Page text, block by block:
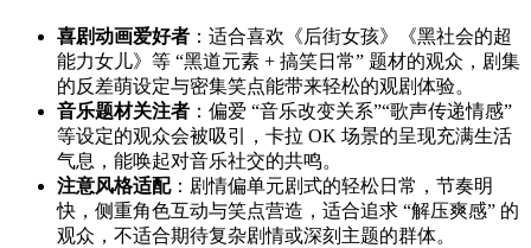
喜剧动画爱好者 ：适合喜欢《后街女孩》《黑社会的超
能力女儿》等 “黑道元素 + 搞笑日常” 题材的观众，剧集
的反差萌设定与密集笑点能带来轻松的观剧体验。
音乐题材关注者 ：偏爱 “音乐改变关系”“歌声传递情感”
等设定的观众会被吸引，卡拉 OK 场景的呈现充满生活
气息，能唤起对音乐社交的共鸣。
注意风格适配：剧情偏单元剧式的轻松日常，节奏明
快，侧重角色互动与笑点营造，适合追求 “解压爽感” 的
观众，不适合期待复杂剧情或深刻主题的群体。